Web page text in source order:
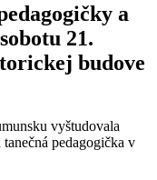
a
21.
budove
vyštudovala
pedagogička v